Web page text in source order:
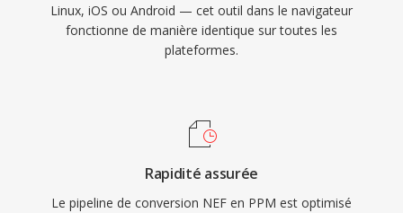
Linux, iOS ou Android — cet outil dans le navigateur
fonctionne de manière identique sur toutes les
plateformes.
Rapidité assurée
Le pipeline de conversion NEF en PPM est optimisé